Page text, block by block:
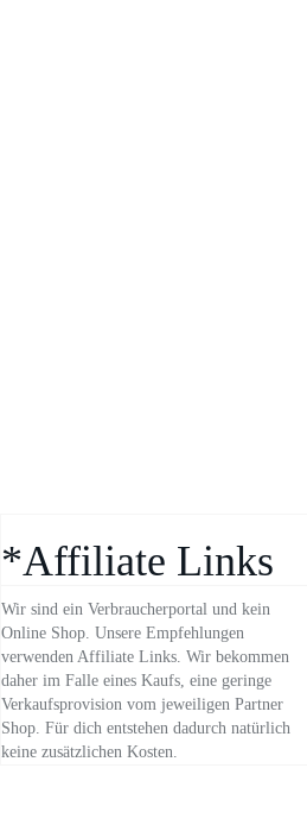
*Affiliate Links
Wir sind ein Verbraucherportal und kein
Online Shop. Unsere Empfehlungen
verwenden Affiliate Links. Wir bekommen
daher im Falle eines Kaufs, eine geringe
Verkaufsprovision vom jeweiligen Partner
Shop. Für dich entstehen dadurch natürlich
keine zusätzlichen Kosten.